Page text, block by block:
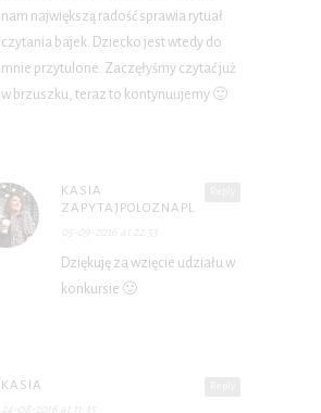
nam największą radość sprawia rytuał
czytania bajek. Dziecko jest wtedy do
mnie przytulone. Zaczęłyśmy czytać już
w brzuszku, teraz to kontynuujemy 🙂
KASIA
ZAPYTAJPOLOZNAPL
Dziękuję za wzięcie udziału w
konkursie 🙂
KASIA